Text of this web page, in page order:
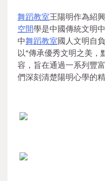
舞蹈教室王陽明作為紹
空間學是中國傳統文明
中舞蹈教室國人文明自
以“傳承優秀文明之美，
容，旨在通過一系列豐
們深刻清楚陽明心學的精